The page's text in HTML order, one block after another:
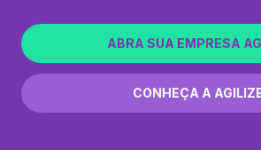
ABRA SUA EMPRESA
CONHEÇA A